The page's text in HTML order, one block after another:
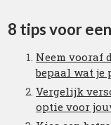
8 tips voor
Neem vooraf
bepaal wat je
Vergelijk
optie voor